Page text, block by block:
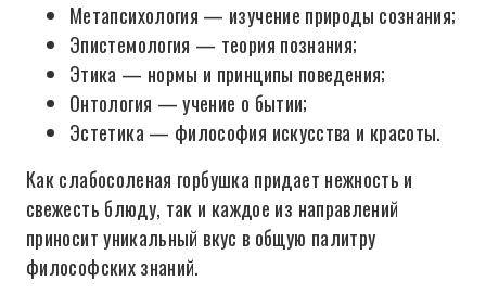
Метапсихология — изучение природы сознания;
Эпистемология — теория познания;
Этика — нормы и принципы поведения;
Онтология — учение о бытии;
Эстетика — философия искусства и красоты.
Как слабосоленая горбушка придает нежность и
свежесть блюду, так и каждое из направлений
приносит уникальный вкус в общую палитру
философских знаний.